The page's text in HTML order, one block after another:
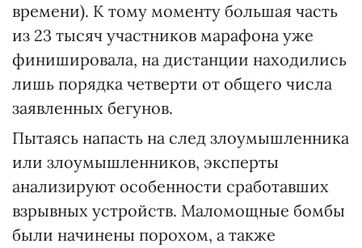
времени). К тому моменту большая часть
из 23 тысяч участников марафона уже
финишировала, на дистанции находились
лишь порядка четверти от общего числа
заявленных бегунов.
Пытаясь напасть на след злоумышленника
или злоумышленников, эксперты
анализируют особенности сработавших
взрывных устройств. Маломощные бомбы
были начинены порохом, а также